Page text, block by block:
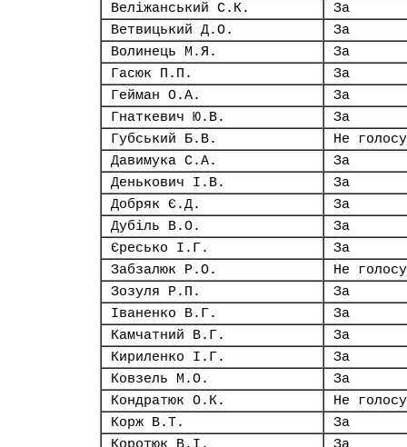
Веліжанський С.К.
За
Ветвицький Д.О.
За
Волинець М.Я.
За
Гасюк П.П.
За
Гейман О.А.
За
Гнаткевич Ю.В.
За
Губський Б.В.
Не
Давимука С.А.
За
Денькович І.В.
За
Добряк Є.Д.
За
Дубіль В.О.
За
Єресько І.Г.
За
Забзалюк Р.О.
Не
Зозуля Р.П.
За
Іваненко В.Г.
За
Камчатний В.Г.
За
Кириленко І.Г.
За
Ковзель М.О.
За
Кондратюк О.К.
Не
Корж В.Т.
За